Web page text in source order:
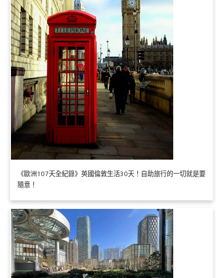
《歐洲107天全紀錄》英國倫敦生活30天！自助旅行的一切就是要
隨意！